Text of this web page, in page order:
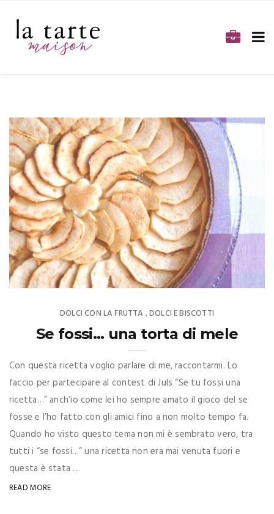
DOLCI CON LA FRUTTA ,DOLCI E BISCOTTI
Se fossi… una torta di mele
Con questa ricetta voglio parlare di me, raccontarmi. Lo
faccio per partecipare al contest di Juls “Se tu fossi una
ricetta…” anch’io come lei ho sempre amato il gioco del se
fosse e l’ho fatto con gli amici fino a non molto tempo fa.
Quando ho visto questo tema non mi è sembrato vero, tra
tutti i “se fossi…” una ricetta non era mai venuta fuori e
questa è stata ...
READ MORE